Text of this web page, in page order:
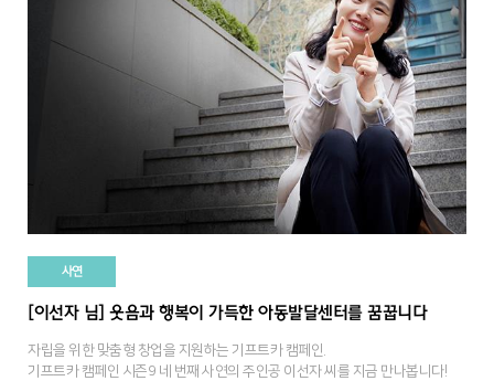
사연
[이선자 님] 웃음과 행복이 가득한 아동발달센터를 꿈꿉니다
자립을 위한 맞춤형 창업을 지원하는 기프트카 캠페인.
기프트카 캠페인 시즌9 네 번째 사연의 주인공 이선자 씨를 지금 만나봅니다!